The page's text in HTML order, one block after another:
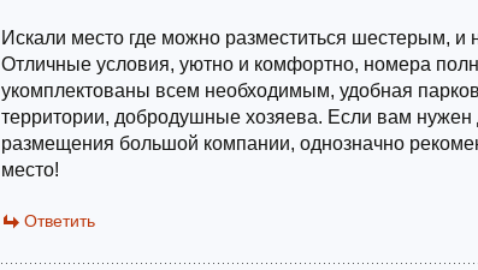
Искали место где можно разместиться шестерым, и
Отличные условия, уютно и комфортно, номера
укомплектованы всем необходимым, удобная
территории, добродушные хозяева. Если вам нужен
размещения большой компании, однозначно
место!
Ответить